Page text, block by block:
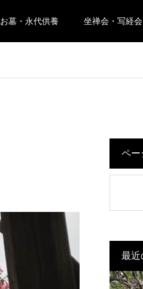
お墓・永代供養 坐禅会・写経会
ペー
最近